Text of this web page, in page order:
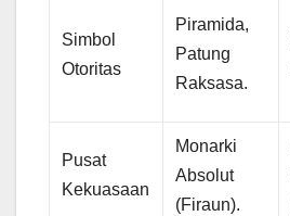
Simbol
Otoritas
Piramida,
Patung
Raksasa.
Pusat
Kekuasaan
Monarki
Absolut
(Firaun).